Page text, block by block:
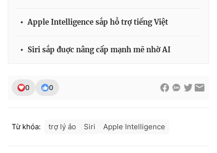
Apple Intelligence sắp hỗ trợ tiếng Việt
Siri sắp đuợc nâng cấp mạnh mẽ nhờ AI
0 0
Từ khóa: trợ lý ảo Siri Apple Intelligence